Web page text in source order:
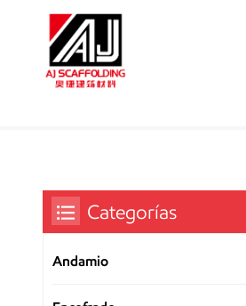
Categorías
Andamio